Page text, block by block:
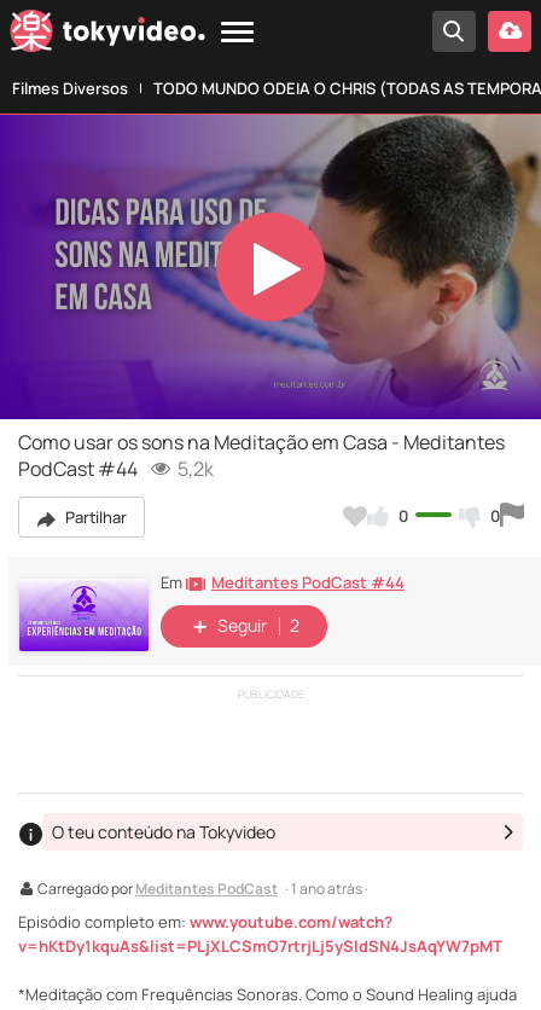
Filmes Diversos TODO MUNDO ODEIA O CHRIS (TODAS AS
Play
Video
Como usar os sons na Meditação em Casa - Meditantes
PodCast #44
5,2k
Partilhar 0 0
Em Meditantes PodCast #44
Seguir 2
PUBLICIDADE
Carregado porMeditantes PodCast · 1 ano atrás ·
O teu conteúdo na Tokyvideo
Episódio completo em: www.youtube.com/watch?
v=hKtDy1kquAs&list=PLjXLCSmO7rtrjLj5ySldSN4JsAqYW7pMT
*Meditação com Frequências Sonoras. Como o Sound Healing ajuda